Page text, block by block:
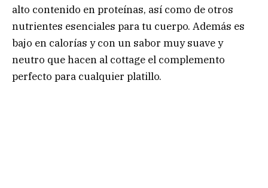
alto contenido en proteínas, así como de otros
nutrientes esenciales para tu cuerpo. Además es
bajo en calorías y con un sabor muy suave y
neutro que hacen al cottage el complemento
perfecto para cualquier platillo.